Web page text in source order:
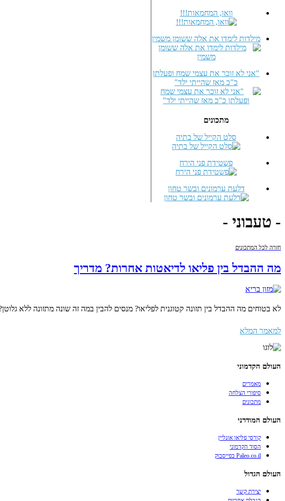
וואו, המחמאות!!!
מילדות לימדו את אלה ששומן משמין
"אני לא זוכר את עצמי שמח ופעלתן
כ"כ מאז שהייתי ילד"
מתכונים
סלט הקייל של בתיה
פשטידת פני הירח
דלעת ערמונים ובשר טחון
- טעבוני -
חזרה לכל המתכונים
מה ההבדל בין פליאו לדיאטות אחרות? מדריך
לא בטוחים מה ההבדל בין תזונה קטוגנית לפליאו? מנסים להבין במה זה שונה מתזונה ללא
למאמר המלא
העולם הקדמוני
מאמרים
סיפורי הצלחה
מתכונים
העולם המודרני
קורסי פליאו אונליין
הסוד הקדמוני
Paleo.co.il בפייסבוק
העולם הגדול
יצירת קשר